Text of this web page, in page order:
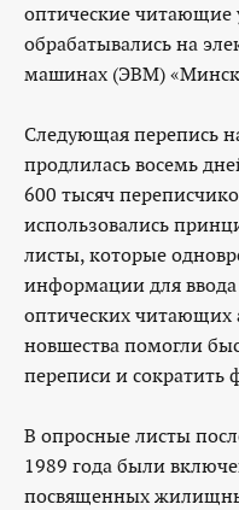
оптические читающие
обрабатывались на
машинах (ЭВМ)
Следующая перепись
продлилась восемь
600 тысяч
использовались
листы, которые
информации для
оптических читающих
новшества помогли
переписи и сократить
В опросные листы
1989 года были
посвященных